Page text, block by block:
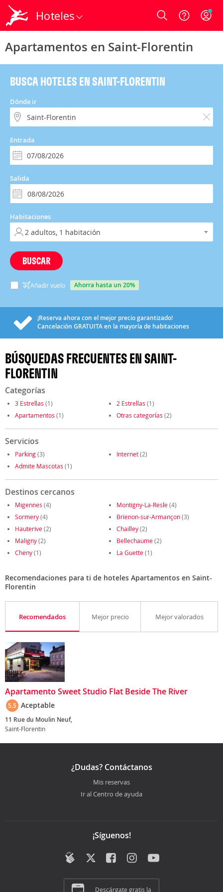
Hoteles Login
Apartamentos en Saint-Florentin
BUSCA HOTELES EN SAINT-FLORENTIN
Dónde ir
Entrada
Salida
Habitaciones
BUSCAR
Añadir vuelo ahorra hasta un 20%
¡Reserva ahora con el mejor precio garantizado!
Cancelación GRATUITAen la mayoría de habitaciones
BÚSQUEDAS FRECUENTES EN SAINT-
FLORENTIN
Categorías
3 Estrellas (1) 2 Estrellas (1)
Apartamentos (1) Otras categorías (2)
Servicios
Parking(3) Internet(2)
Admite Mascotas (1)
Destinos cercanos
Migennes (4) Montigny-La-Resle(4)
Sormery(4) Brienon-sur-Armançon(3)
Hauterive(2) Chailley(2)
Maligny(2) Bellechaume(2)
Cheny(1) La Guette(1)
Recomendaciones para ti de hoteles Apartamentos en Saint-
Florentin
Recomendados Mejor precio Mejor valorados
Apartamento Sweet Studio Flat Beside The River
5.5 Aceptable
11 Rue du Moulin Neuf,
Saint-Florentin
¿Dudas? Contáctanos
Mis reservas
Ir al Centro de ayuda
¡Síguenos!
Descárgate gratis la